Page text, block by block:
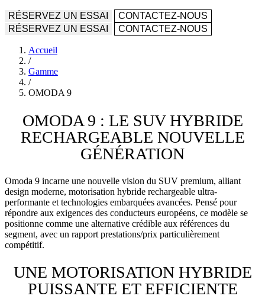
RÉSERVEZ UN ESSAI
CONTACTEZ-NOUS
RÉSERVEZ UN ESSAI
CONTACTEZ-NOUS
Accueil
/
Gamme
/
OMODA 9
OMODA 9 : LE SUV HYBRIDE
RECHARGEABLE NOUVELLE
GÉNÉRATION
Omoda 9 incarne une nouvelle vision du SUV premium, alliant
design moderne, motorisation hybride rechargeable ultra-
performante et technologies embarquées avancées. Pensé pour
répondre aux exigences des conducteurs européens, ce modèle se
positionne comme une alternative crédible aux références du
segment, avec un rapport prestations/prix particulièrement
compétitif.
UNE MOTORISATION HYBRIDE
PUISSANTE ET EFFICIENTE